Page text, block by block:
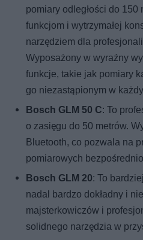
pomiary odległości do
funkcjom i wytrzymałej
narzędziem dla
Wyposażony w wyraźny
funkcje, takie jak pomiary
go niezastąpionym w
Bosch GLM 50 C: To
o zasięgu do 50 metrów.
Bluetooth, co pozwala na
pomiarowych
Bosch GLM 20: To
nadal bardzo dokładny i
majsterkowiczów i
solidnego narzędzia w